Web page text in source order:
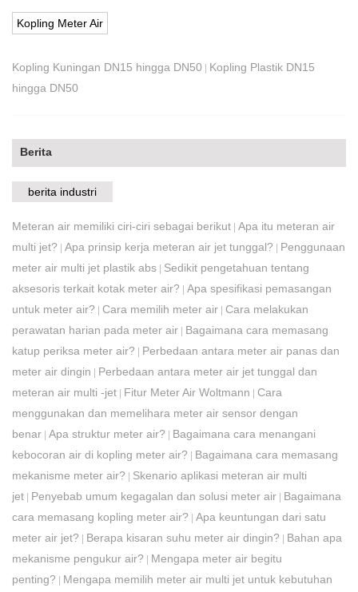
Kopling Meter Air
Kopling Kuningan DN15 hingga DN50 | Kopling Plastik DN15
hingga DN50
Berita
berita industri
Meteran air memiliki ciri-ciri sebagai berikut | Apa itu meteran air
multi jet? | Apa prinsip kerja meteran air jet tunggal? | Penggunaan
meter air multi jet plastik abs | Sedikit pengetahuan tentang
aksesoris terkait kotak meter air? | Apa spesifikasi pemasangan
untuk meter air? | Cara memilih meter air | Cara melakukan
perawatan harian pada meter air | Bagaimana cara memasang
katup periksa meter air? | Perbedaan antara meter air panas dan
meter air dingin | Perbedaan antara meter air jet tunggal dan
meteran air multi -jet | Fitur Meter Air Woltmann | Cara
menggunakan dan memelihara meter air sensor dengan
benar | Apa struktur meter air? | Bagaimana cara menangani
kebocoran air di kopling meter air? | Bagaimana cara memasang
mekanisme meter air? | Skenario aplikasi meteran air multi
jet | Penyebab umum kegagalan dan solusi meter air | Bagaimana
cara memasang kopling meter air? | Apa keuntungan dari satu
meter air jet? | Berapa kisaran suhu meter air dingin? | Bahan apa
mekanisme pengukur air? | Mengapa meter air begitu
penting? | Mengapa memilih meter air multi jet untuk kebutuhan